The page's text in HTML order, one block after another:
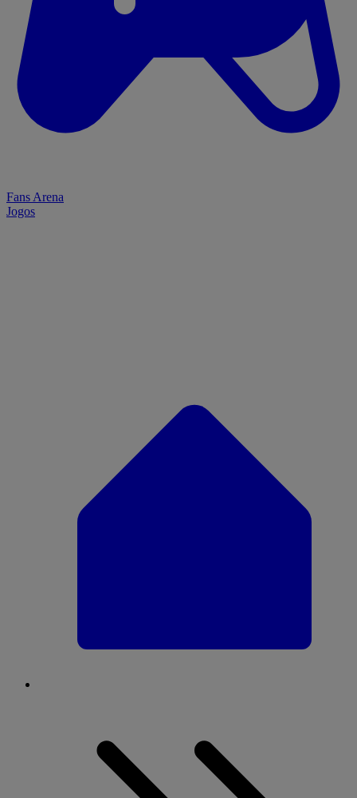
Fans Arena
Jogos